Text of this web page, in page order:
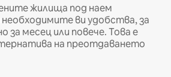
жилища под наем
ви удобства, за
за месец или повече. Това е
на преотдаването